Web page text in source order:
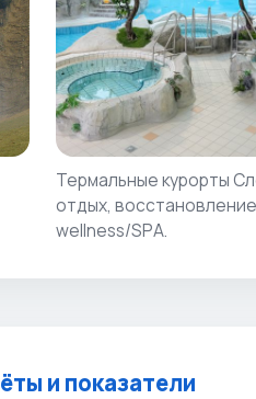
Термальные курорты
отдых,
wellness/SPА.
и показатели